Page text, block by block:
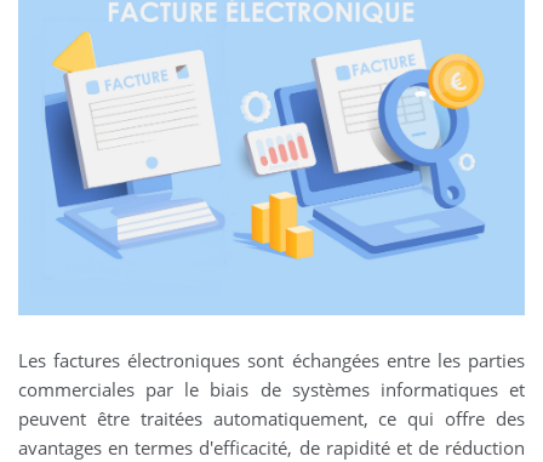
Les factures électroniques sont échangées entre les parties
commerciales par le biais de systèmes informatiques et
peuvent être traitées automatiquement, ce qui offre des
avantages en termes d'efficacité, de rapidité et de réduction